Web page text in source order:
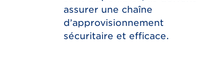
assurer une chaîne
d’approvisionnement
sécuritaire et efficace.